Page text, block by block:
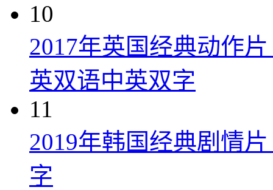
10
2017年英国经典动作
英双语中英双字
11
2019年韩国经典剧情
字